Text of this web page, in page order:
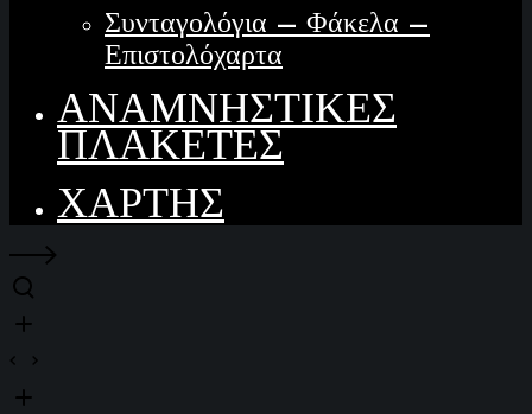
Συνταγολόγια – Φάκελα –
Επιστολόχαρτα
ΑΝΑΜΝΗΣΤΙΚΕΣ
ΠΛΑΚΕΤΕΣ
ΧΑΡΤΗΣ